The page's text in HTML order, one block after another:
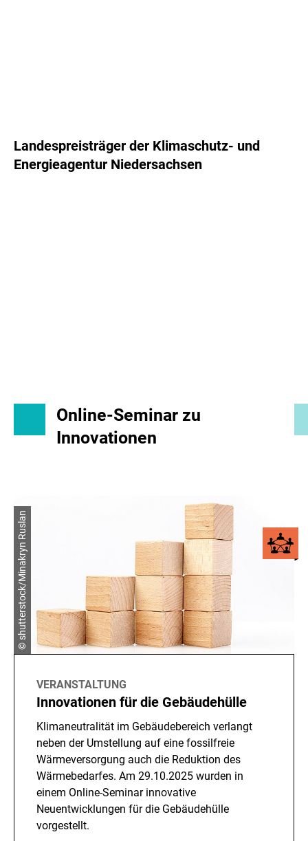
Landespreisträger der Klimaschutz- und
Energieagentur Niedersachsen
Online-Seminar zu
Innovationen
© shutterstock/Minakryn Ruslan
VERANSTALTUNG
Innovationen für die Gebäudehülle
Klimaneutralität im Gebäudebereich verlangt
neben der Umstellung auf eine fossilfreie
Wärmeversorgung auch die Reduktion des
Wärmebedarfes. Am 29.10.2025 wurden in
einem Online-Seminar innovative
Neuentwicklungen für die Gebäudehülle
vorgestellt.